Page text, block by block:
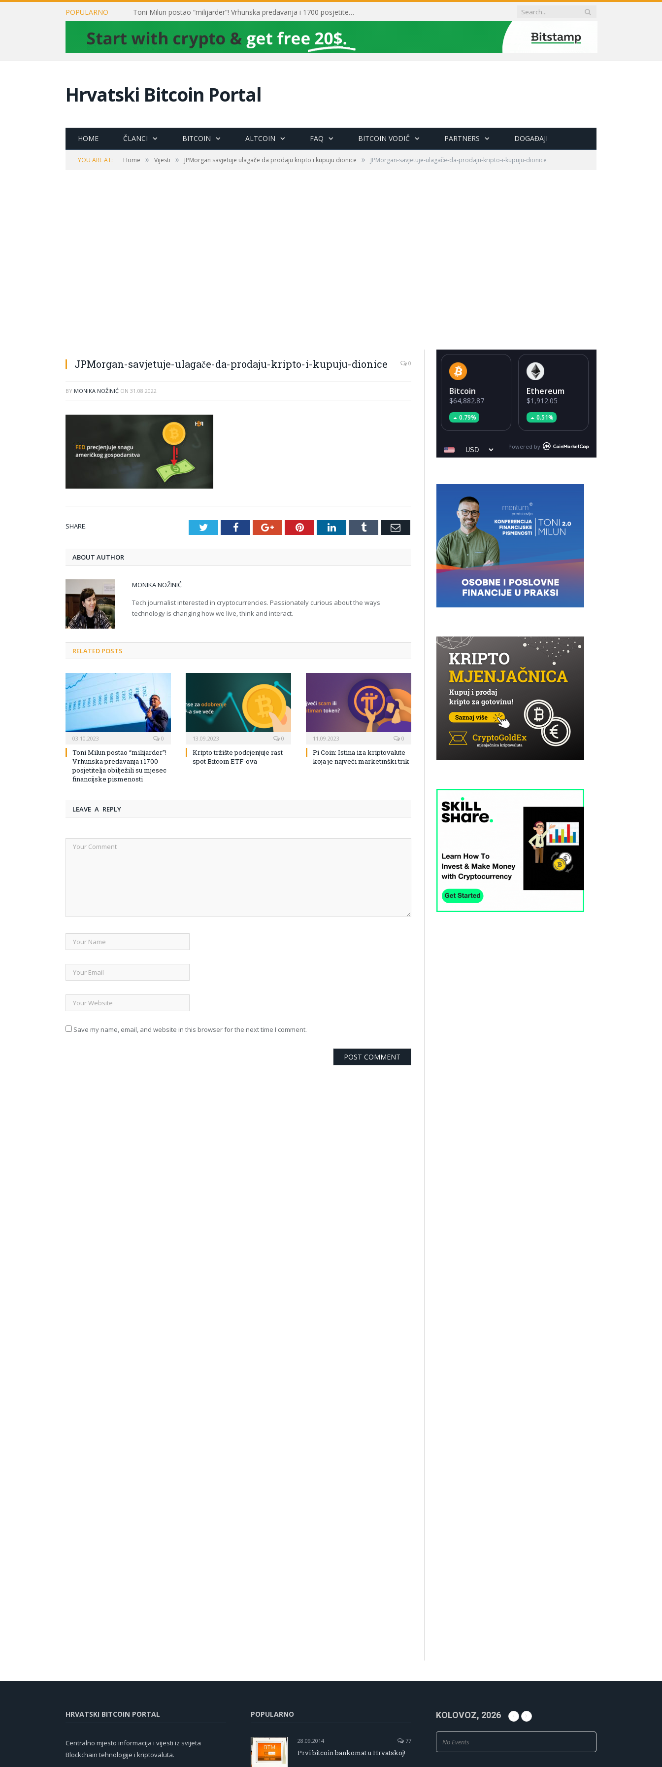
POPULARNO Toni Milun postao “milijarder”! Vrhunska predavanja i 1700 posjetitelja obilježili su mjesec financijske pismenosti
Hrvatski Bitcoin Portal
HOME ČLANCI BITCOIN ALTCOIN FAQ BITCOIN VODIČ PARTNERS DOGAĐAJI
YOU ARE AT: Home » Vijesti » JPMorgan savjetuje ulagače da prodaju kripto i kupuju dionice » JPMorgan-savjetuje-ulagače-da-prodaju-kripto-i-kupuju-dionice
JPMorgan-savjetuje-ulagače-da-prodaju-kripto-i-kupuju-dionice 0
BY MONIKA NOŽINIĆ ON 31.08.2022
SHARE. TwitterFacebookGoogle+PinterestLinkedInTumblr Email
ABOUT AUTHOR
MONIKA NOŽINIĆ
Tech journalist interested in cryptocurrencies. Passionately curious about the ways
technology is changing how we live, think and interact.
RELATED POSTS
03.10.2023 0
Toni Milun postao “milijarder”!
Vrhunska predavanja i 1700
posjetitelja obilježili su mjesec
financijske pismenosti
13.09.2023 0
Kripto tržište podcjenjuje rast
spot Bitcoin ETF-ova
11.09.2023 0
Pi Coin: Istina iza kriptovalute
koja je najveći marketinški trik
LEAVE A REPLY
Save my name, email, and website in this browser for the next time I comment.
Bitcoin
$64,882.87
0.79%
Ethereum
$1,912.05
0.51%
Powered by
HRVATSKI BITCOIN PORTAL
Centralno mjesto informacija i vijesti iz svijeta
Blockchain tehnologije i kriptovaluta.
POPULARNO
28.09.2014 77
Prvi bitcoin bankomat u Hrvatskoj!
KOLOVOZ, 2026
No Events